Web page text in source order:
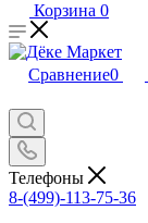
Корзина 0
Сравнение0
Телефоны
8-(499)-113-75-36